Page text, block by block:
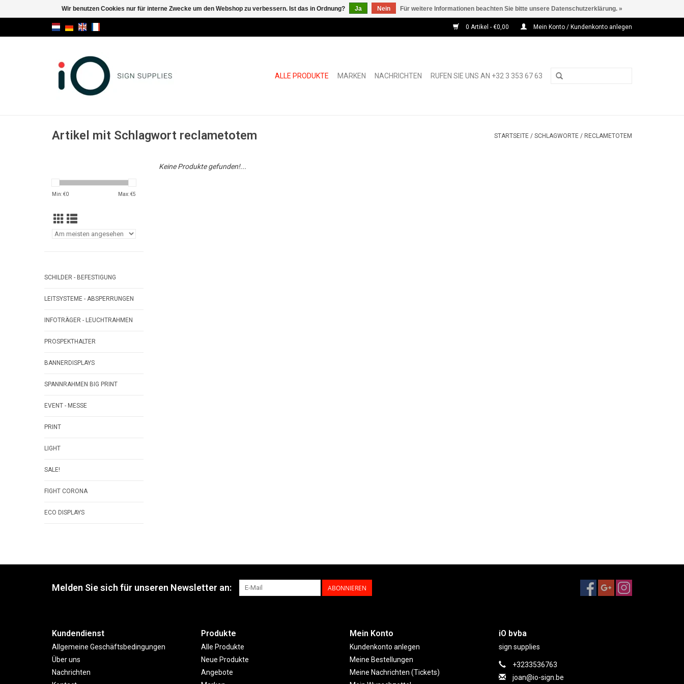
0 Artikel - €0,00 Mein Konto / Kundenkonto anlegen
ALLE PRODUKTE MARKEN NACHRICHTEN RUFEN SIE UNS AN +32 3 353 67 63
Artikel mit Schlagwort reclametotem STARTSEITE / SCHLAGWORTE / RECLAMETOTEM
Min: €0 Max: €5
SCHILDER - BEFESTIGUNG
LEITSYSTEME - ABSPERRUNGEN
INFOTRÄGER - LEUCHTRAHMEN
PROSPEKTHALTER
BANNERDISPLAYS
SPANNRAHMEN BIG PRINT
EVENT - MESSE
PRINT
LIGHT
SALE!
FIGHT CORONA
ECO DISPLAYS
Keine Produkte gefunden!...
Melden Sie sich für unseren Newsletter an: ABONNIEREN
Kundendienst
Allgemeine Geschäftsbedingungen
Über uns
Nachrichten
Produkte
Alle Produkte
Neue Produkte
Angebote
Mein Konto
Kundenkonto anlegen
Meine Bestellungen
Meine Nachrichten (Tickets)
iO bvba
sign supplies
+3233536763
joan@io-sign.be
Wir benutzen Cookies nur für interne Zwecke um den Webshop zu verbessern. Ist das in Ordnung? Ja Nein Für weitere Informationen beachten Sie bitte unsere Datenschutzerklärung. »